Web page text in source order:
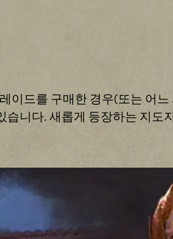
드를 구매한 경우(또는 어
니다. 새롭게 등장하는 지도